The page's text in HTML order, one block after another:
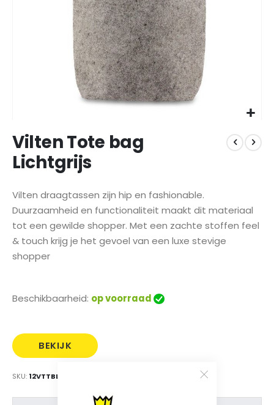
naar
het
begin
de
afbeeldingen-
gallerij
Vilten Tote bag
Lichtgrijs
Vilten draagtassen zijn hip en fashionable.
Duurzaamheid en functionaliteit maakt dit materiaal
tot een gewilde shopper. Met een zachte stoffen feel
& touch krijg je het gevoel van een luxe stevige
shopper
Beschikbaarheid: op voorraad
BEKIJK
SKU 12VTTBLGR